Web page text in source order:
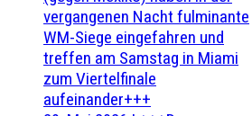
vergangenen Nacht fulminante
WM-Siege eingefahren und
treffen am Samstag in Miami
zum Viertelfinale
aufeinander+++